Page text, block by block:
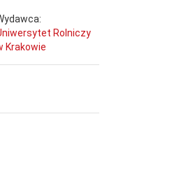
Rolniczy
Krakowie